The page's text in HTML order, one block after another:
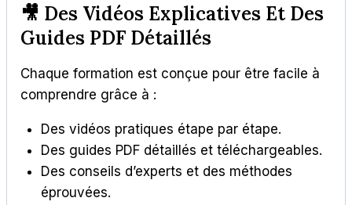
🎥 Des Vidéos Explicatives Et Des
Guides PDF Détaillés
Chaque formation est conçue pour être facile à
comprendre grâce à :
Des vidéos pratiques étape par étape.
Des guides PDF détaillés et téléchargeables.
Des conseils d’experts et des méthodes
éprouvées.